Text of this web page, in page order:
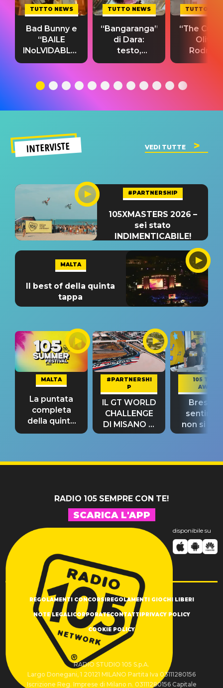
TUTTO NEWS
Bad Bunny e
“BAILE
INoLVIDABLE”:
testo,
significato
TUTTO NEWS
“Bangaranga”
di Dara:
testo,
traduzione e
del singolo
TUTTO
“The
Olivia
testo,
INTERVISTE VEDI TUTTE
#PARTNERSHIP
105XMASTERS 2026 –
sei stato
INDIMENTICABILE!
MALTA
Il best of della quinta
tappa
MALTA
La puntata
completa
della quinta
tappa
#PARTNERSHI
P
IL GT WORLD
CHALLENGE
DI MISANO si
riconferma
105 TAKE
AWAY
Bresh:
non si
fino alla
RADIO 105 SEMPRE CON TE!
SCARICA L'APP
disponibile su
REGOLAMENTI CONCORSIREGOLAMENTI GIOCHI LIBERI
NOTE LEGALICORPORATECONTATTIPRIVACY POLICY
COOKIE POLICY
RADIO STUDIO 105 S.p.A.
Largo Donegani, 1 20121 MILANO Partita Iva 03111280156
Iscrizione Reg. Imprese di Milano n. 03111280156 Capitale